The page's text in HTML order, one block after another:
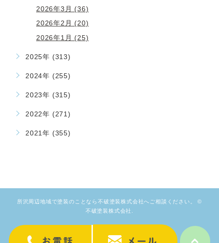
2026年3月 (36)
2026年2月 (20)
2026年1月 (25)
2025年 (313)
2024年 (255)
2023年 (315)
2022年 (271)
2021年 (355)
所沢周辺地域で塗装のことなら不破塗装株式会社へご相談ください。 ©
不破塗装株式会社.